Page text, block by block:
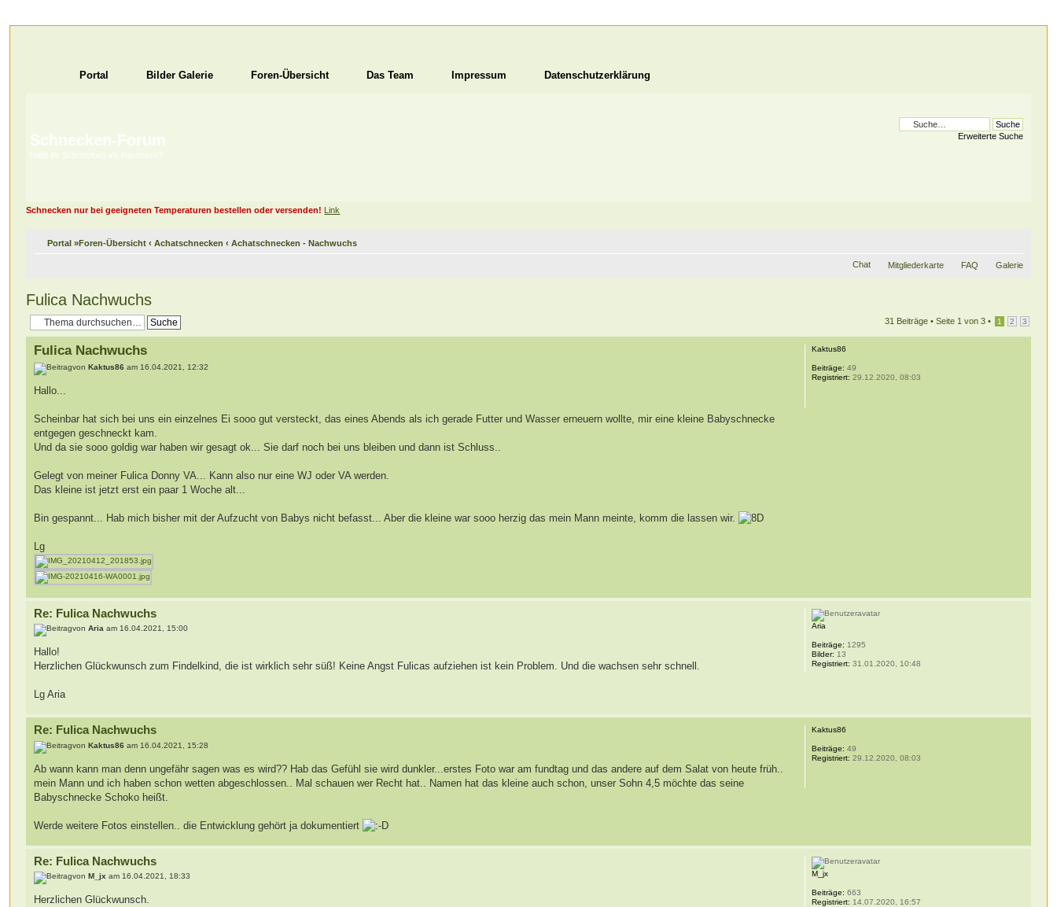
Portal Bilder Galerie Foren-Übersicht Das Team Impressum Datenschutzerklärung
Schnecken-Forum
Habt ihr Schnecken als Haustiere?
Erweiterte Suche
Schnecken nur bei geeigneten Temperaturen bestellen oder versenden! Link
Portal »Foren-Übersicht ‹ Achatschnecken ‹ Achatschnecken - Nachwuchs
Chat Mitgliederkarte FAQ Galerie
Fulica Nachwuchs
31 Beiträge • Seite 1 von 3• 1 2 3
Fulica Nachwuchs
vonKaktus86 am 16.04.2021, 12:32
Hallo...
Scheinbar hat sich bei uns ein einzelnes Ei sooo gut versteckt, das eines Abends als ich gerade Futter und Wasser erneuern wollte, mir eine kleine Babyschnecke
entgegen geschneckt kam.
Und da sie sooo goldig war haben wir gesagt ok... Sie darf noch bei uns bleiben und dann ist Schluss..
Gelegt von meiner Fulica Donny VA... Kann also nur eine WJ oder VA werden.
Das kleine ist jetzt erst ein paar 1 Woche alt...
Bin gespannt... Hab mich bisher mit der Aufzucht von Babys nicht befasst... Aber die kleine war sooo herzig das mein Mann meinte, komm die lassen wir.
Lg
Kaktus86
Beiträge: 49
Registriert: 29.12.2020, 08:03
Re: Fulica Nachwuchs
vonAria am 16.04.2021, 15:00
Hallo!
Herzlichen Glückwunsch zum Findelkind, die ist wirklich sehr süß! Keine Angst Fulicas aufziehen ist kein Problem. Und die wachsen sehr schnell.
Lg Aria
Aria
Beiträge: 1295
Bilder: 13
Registriert: 31.01.2020, 10:48
Re: Fulica Nachwuchs
vonKaktus86 am 16.04.2021, 15:28
Ab wann kann man denn ungefähr sagen was es wird?? Hab das Gefühl sie wird dunkler...erstes Foto war am fundtag und das andere auf dem Salat von heute früh..
mein Mann und ich haben schon wetten abgeschlossen.. Mal schauen wer Recht hat.. Namen hat das kleine auch schon, unser Sohn 4,5 möchte das seine
Babyschnecke Schoko heißt.
Werde weitere Fotos einstellen.. die Entwicklung gehört ja dokumentiert
Kaktus86
Beiträge: 49
Registriert: 29.12.2020, 08:03
Re: Fulica Nachwuchs
vonM_jx am 16.04.2021, 18:33
Herzlichen Glückwunsch.
M_jx
Beiträge: 663
Registriert: 14.07.2020, 16:57